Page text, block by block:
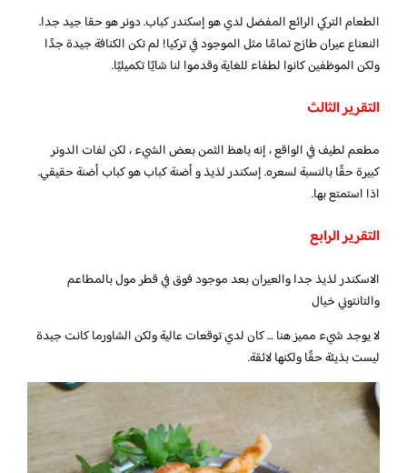
الطعام التركي الرائع المفضل لدي هو إسكندر كباب. دونر هو حقا جيد جدا.
النعناع عيران طازج تمامًا مثل الموجود في تركيا! لم تكن الكنافة جيدة جدًا
ولكن الموظفين كانوا لطفاء للغاية وقدموا لنا شايًا تكميليًا.
التقرير الثالث
مطعم لطيف في الواقع ، إنه باهظ الثمن بعض الشيء ، لكن لفات الدونر
كبيرة حقًا بالنسبة لسعره. إسكندر لذيذ و أضنة كباب هو كباب أضنة حقيقي.
اذا استمتع بها.
التقرير الرابع
الاسكندر لذيذ جدا والعيران بعد موجود فوق في قطر مول بالمطاعم
والتانتوني خيال
لا يوجد شيء مميز هنا … كان لدي توقعات عالية ولكن الشاورما كانت جيدة
ليست بذيئة حقًا ولكنها لائقة.